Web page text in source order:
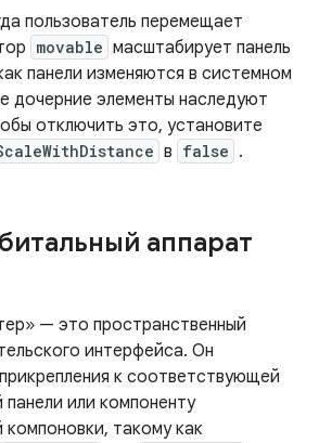
пользователь перемещает
movable масштабирует панель
панели изменяются в системном
дочерние элементы наследуют
отключить это, установите
в false .
аппарат
— это пространственный
интерфейса. Он
к соответствующей
или компоненту
компоновки, такому как